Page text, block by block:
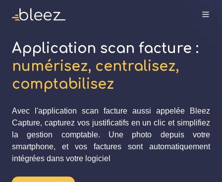
Application scan facture :
numérisez, centralisez,
comptabilisez
Avec l'application scan facture aussi appelée Bleez
Capture, capturez vos justificatifs en un clic et simplifiez
la gestion comptable. Une photo depuis votre
smartphone, et vos factures sont automatiquement
intégrées dans votre logiciel